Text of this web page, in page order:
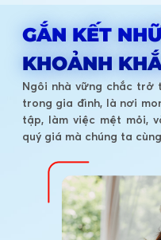
GẮN KẾT
KHOẢNH
Ngôi nhà vững chắc trở
trong gia đình, là nơi
tập, làm việc mệt mỏi,
quý giá mà chúng ta